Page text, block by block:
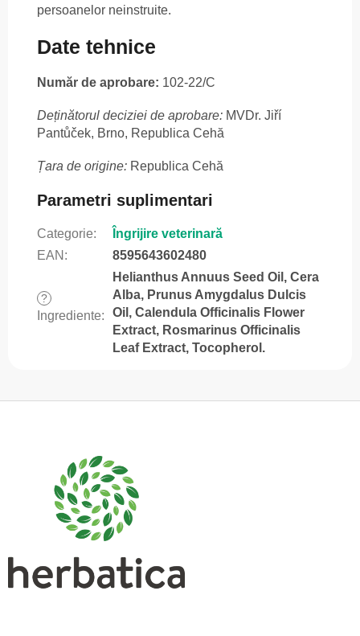
persoanelor neinstruite.
Date tehnice
Număr de aprobare: 102-22/C
Deținătorul deciziei de aprobare: MVDr. Jiří
Pantůček, Brno, Republica Cehă
Țara de origine: Republica Cehă
Parametri suplimentari
Categorie:
Îngrijire veterinară
EAN : 8595643602480
?
Ingrediente:
Helianthus Annuus Seed Oil, Cera
Alba, Prunus Amygdalus Dulcis
Oil, Calendula Officinalis Flower
Extract, Rosmarinus Officinalis
Leaf Extract, Tocopherol.